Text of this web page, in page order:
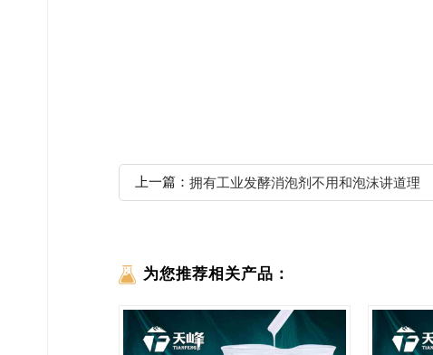
上一篇： 拥有工业发酵消泡剂不用和泡沫讲道理
为您推荐相关产品：